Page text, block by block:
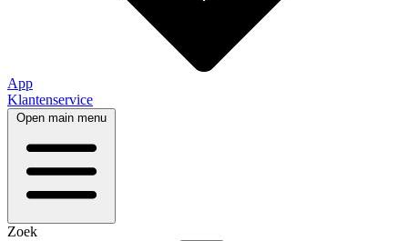
App
Klantenservice
Open main menu
Zoek